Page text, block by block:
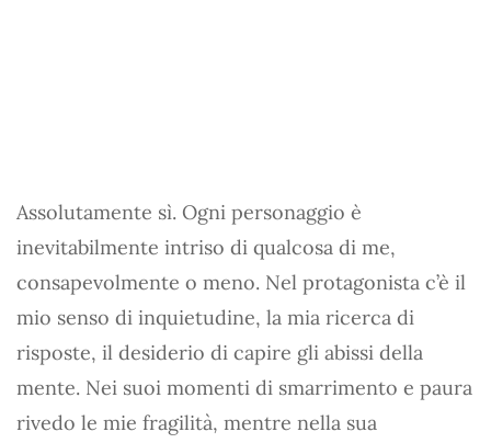
Assolutamente sì. Ogni personaggio è
inevitabilmente intriso di qualcosa di me,
consapevolmente o meno. Nel protagonista c’è il
mio senso di inquietudine, la mia ricerca di
risposte, il desiderio di capire gli abissi della
mente. Nei suoi momenti di smarrimento e paura
rivedo le mie fragilità, mentre nella sua